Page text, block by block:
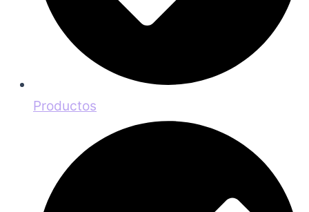
Productos